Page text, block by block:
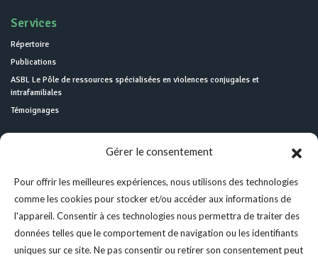
Gérer le consentement
Pour offrir les meilleures expériences, nous utilisons des technologies
comme les cookies pour stocker et/ou accéder aux informations de
l'appareil. Consentir à ces technologies nous permettra de traiter des
données telles que le comportement de navigation ou les identifiants
uniques sur ce site. Ne pas consentir ou retirer son consentement peut
Services
Répertoire
Publications
ASBL Le Pôle de ressources spécialisées en violences conjugales et
intrafamiliales
Témoignages